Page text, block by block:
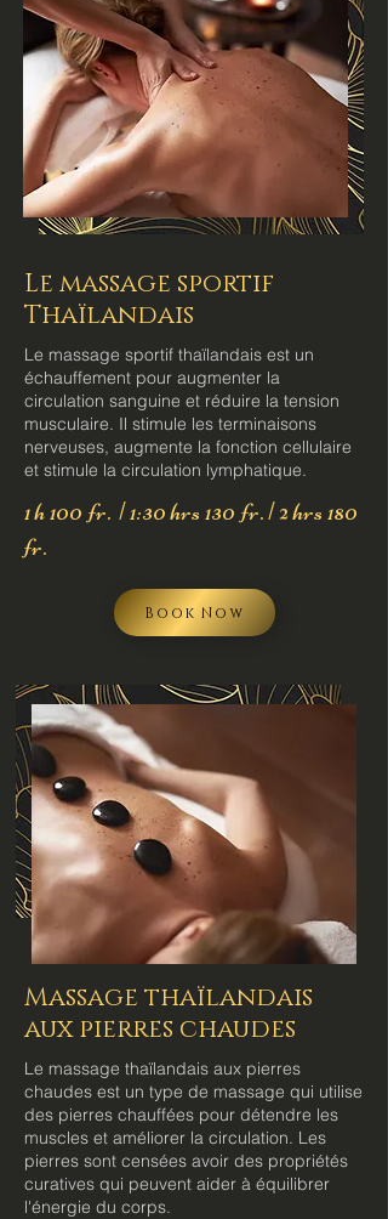
Le massage sportif
Thaïlandais
Le massage sportif thaïlandais est un
échauffement pour augmenter la
circulation sanguine et réduire la tension
musculaire. Il stimule les terminaisons
nerveuses, augmente la fonction cellulaire
et stimule la circulation lymphatique.
1 h 100 fr. | 1:30 hrs 130 fr. | 2 hrs 180
fr.
Book Now
Massage thaïlandais
aux pierres chaudes
Le massage thaïlandais aux pierres
chaudes est un type de massage qui utilise
des pierres chauffées pour détendre les
muscles et améliorer la circulation. Les
pierres sont censées avoir des propriétés
curatives qui peuvent aider à équilibrer
l'énergie du corps.